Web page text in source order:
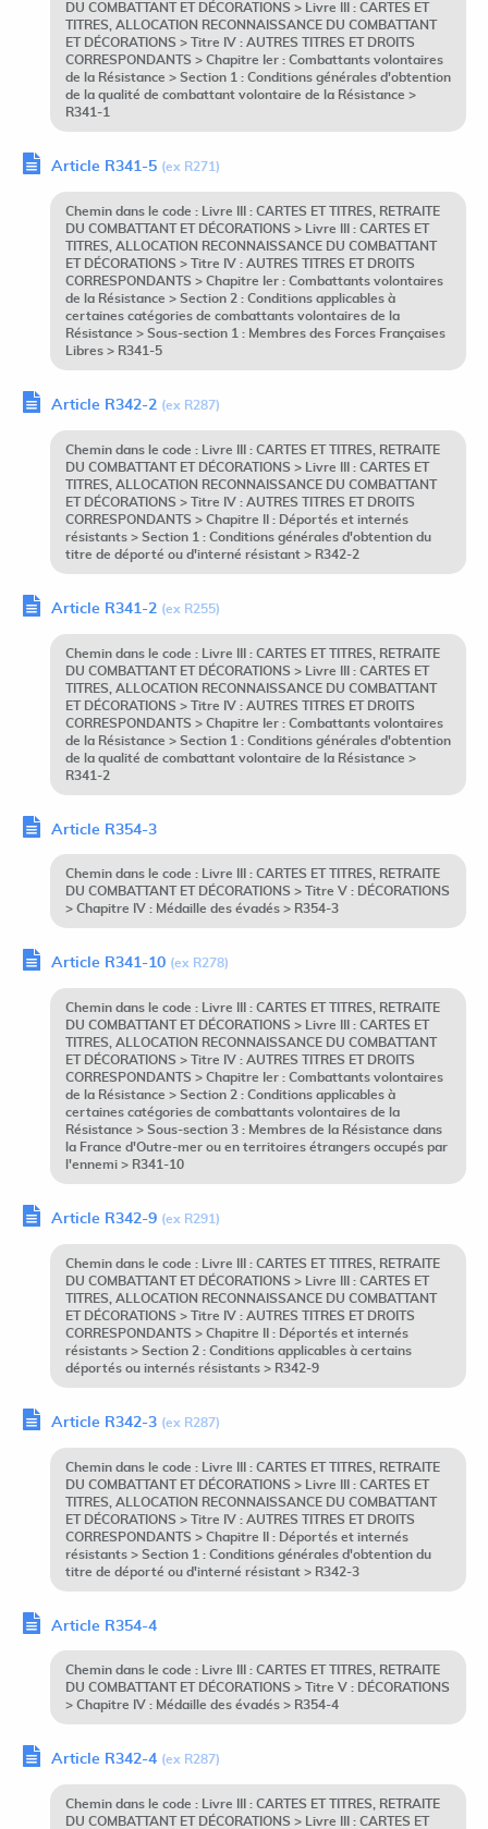
DU COMBATTANT ET DÉCORATIONS > Livre III : CARTES ET
TITRES, ALLOCATION RECONNAISSANCE DU COMBATTANT
ET DÉCORATIONS > Titre IV : AUTRES TITRES ET DROITS
CORRESPONDANTS > Chapitre Ier : Combattants volontaires
de la Résistance > Section 1 : Conditions générales d'obtention
de la qualité de combattant volontaire de la Résistance >
R341-1
Article R341-5 (ex R271)
Chemin dans le code : Livre III : CARTES ET TITRES, RETRAITE
DU COMBATTANT ET DÉCORATIONS > Livre III : CARTES ET
TITRES, ALLOCATION RECONNAISSANCE DU COMBATTANT
ET DÉCORATIONS > Titre IV : AUTRES TITRES ET DROITS
CORRESPONDANTS > Chapitre Ier : Combattants volontaires
de la Résistance > Section 2 : Conditions applicables à
certaines catégories de combattants volontaires de la
Résistance > Sous-section 1 : Membres des Forces Françaises
Libres > R341-5
Article R342-2 (ex R287)
Chemin dans le code : Livre III : CARTES ET TITRES, RETRAITE
DU COMBATTANT ET DÉCORATIONS > Livre III : CARTES ET
TITRES, ALLOCATION RECONNAISSANCE DU COMBATTANT
ET DÉCORATIONS > Titre IV : AUTRES TITRES ET DROITS
CORRESPONDANTS > Chapitre II : Déportés et internés
résistants > Section 1 : Conditions générales d'obtention du
titre de déporté ou d'interné résistant > R342-2
Article R341-2 (ex R255)
Chemin dans le code : Livre III : CARTES ET TITRES, RETRAITE
DU COMBATTANT ET DÉCORATIONS > Livre III : CARTES ET
TITRES, ALLOCATION RECONNAISSANCE DU COMBATTANT
ET DÉCORATIONS > Titre IV : AUTRES TITRES ET DROITS
CORRESPONDANTS > Chapitre Ier : Combattants volontaires
de la Résistance > Section 1 : Conditions générales d'obtention
de la qualité de combattant volontaire de la Résistance >
R341-2
Article R354-3
Chemin dans le code : Livre III : CARTES ET TITRES, RETRAITE
DU COMBATTANT ET DÉCORATIONS > Titre V : DÉCORATIONS
> Chapitre IV : Médaille des évadés > R354-3
Article R341-10 (ex R278)
Chemin dans le code : Livre III : CARTES ET TITRES, RETRAITE
DU COMBATTANT ET DÉCORATIONS > Livre III : CARTES ET
TITRES, ALLOCATION RECONNAISSANCE DU COMBATTANT
ET DÉCORATIONS > Titre IV : AUTRES TITRES ET DROITS
CORRESPONDANTS > Chapitre Ier : Combattants volontaires
de la Résistance > Section 2 : Conditions applicables à
certaines catégories de combattants volontaires de la
Résistance > Sous-section 3 : Membres de la Résistance dans
la France d'Outre-mer ou en territoires étrangers occupés par
l'ennemi > R341-10
Article R342-9 (ex R291)
Chemin dans le code : Livre III : CARTES ET TITRES, RETRAITE
DU COMBATTANT ET DÉCORATIONS > Livre III : CARTES ET
TITRES, ALLOCATION RECONNAISSANCE DU COMBATTANT
ET DÉCORATIONS > Titre IV : AUTRES TITRES ET DROITS
CORRESPONDANTS > Chapitre II : Déportés et internés
résistants > Section 2 : Conditions applicables à certains
déportés ou internés résistants > R342-9
Article R342-3 (ex R287)
Chemin dans le code : Livre III : CARTES ET TITRES, RETRAITE
DU COMBATTANT ET DÉCORATIONS > Livre III : CARTES ET
TITRES, ALLOCATION RECONNAISSANCE DU COMBATTANT
ET DÉCORATIONS > Titre IV : AUTRES TITRES ET DROITS
CORRESPONDANTS > Chapitre II : Déportés et internés
résistants > Section 1 : Conditions générales d'obtention du
titre de déporté ou d'interné résistant > R342-3
Article R354-4
Chemin dans le code : Livre III : CARTES ET TITRES, RETRAITE
DU COMBATTANT ET DÉCORATIONS > Titre V : DÉCORATIONS
> Chapitre IV : Médaille des évadés > R354-4
Article R342-4 (ex R287)
Chemin dans le code : Livre III : CARTES ET TITRES, RETRAITE
DU COMBATTANT ET DÉCORATIONS > Livre III : CARTES ET